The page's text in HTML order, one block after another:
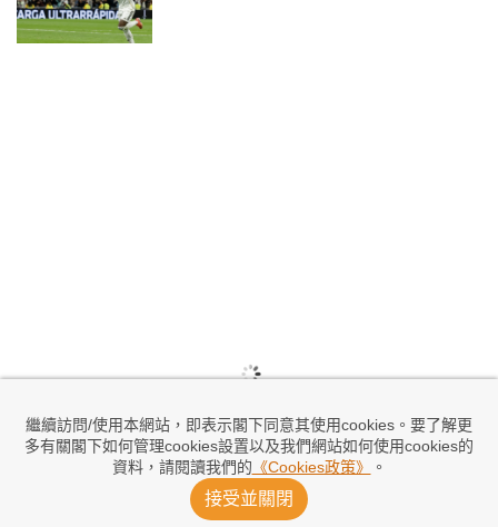
繼續訪問/使用本網站，即表示閣下同意其使用cookies。要了解更
多有關閣下如何管理cookies設置以及我們網站如何使用cookies的
資料，請閱讀我們的 《Cookies政策》 。
接受並關閉